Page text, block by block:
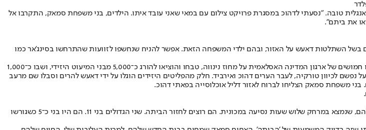
טובה. "נסעתי לדהוכ במסגרת פרויקט צילום עם במאי שאני עובד איתו. הילדים, בני משפחת סמאק, התקרבו אל
את ביתם".
משפחות יזידיות בסינג'אר לברוח מבתיהם בשל השתלטות דאעש על האזור, ובהם ילדי המשפחה הזאת. אפשר להניח שנחשפו לזוועות שהתרחשו בסינג'אר כמו
טבח סינג'אר, שעליו מדבר אנוור, הוכר על ידי ועדה של האו"ם כרצח העם היזידי. באוגוסט 2014 השתלטו חמושים של ארגון המדינה האסלאמית על מחוז נינווה, טבחו והוציאו להורג כ־5,000 מבני המיעוט היזידי, ושבו כ־1,000
נפשם לכיוון טורקיה, לעבר הערים דהוכ ואירביד. חלק מהפליטים היזידים הוגלו על ידי דאעש להרים וסבלו שם מרעב
משפחת סמאק הצליחו לברוח לאזור דליל אוכלוסייה בפאתי דהוכ.
"צילמתי אותם באופן דוקומנטרי כשהם מרכיבים תלת־אופן מאולתר כדי לחזור באמצעותו אל הבית שלהם, שנמצא במרחק שלוש שעות נסיעה במכונית. הם רוצים לחזור הביתה. שני הגדולים בני 11. הם היו בני כ־5 כשגורשו